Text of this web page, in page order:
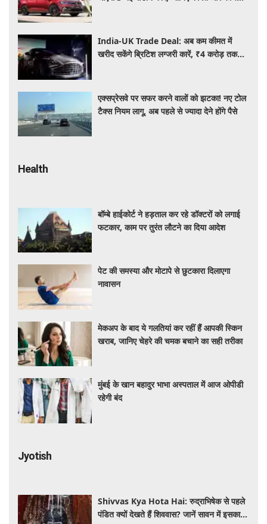
India-UK Trade Deal: अब कम कीमत में
खरीद सकेंगे ब्रिटिश लग्जरी कारें, ₹4 करोड़ तक
एक्सप्रेसवे पर सफर करने वालों को झटका! नए टोल
टैक्स नियम लागू, अब पहले से ज्यादा देने होंगे पैसे
Health
बॉम्बे हाईकोर्ट ने हड़ताल कर रहे डॉक्टरों को लगाई
फटकार, काम पर तुरंत लौटने का दिया आदेश
पेट की समस्या और मोटापे से छुटकारा दिलाएगा
नावासन
मेकअप के बाद ये गलतियां कर रहीं हैं आपकी स्किन
खराब, जानिए चेहरे की चमक बचाने का सही तरीका
मुंबई के खान बहादुर भाभा अस्पताल में आज ओपीडी
रहेगी बंद
Jyotish
Shivvas Kya Hota Hai: रुद्राभिषेक से पहले
पंडित क्यों देखते हैं शिववास? जानें सावन में इसका